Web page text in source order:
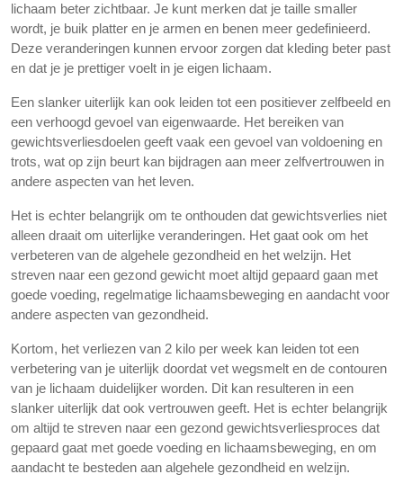
lichaam beter zichtbaar. Je kunt merken dat je taille smaller
wordt, je buik platter en je armen en benen meer gedefinieerd.
Deze veranderingen kunnen ervoor zorgen dat kleding beter past
en dat je je prettiger voelt in je eigen lichaam.
Een slanker uiterlijk kan ook leiden tot een positiever zelfbeeld en
een verhoogd gevoel van eigenwaarde. Het bereiken van
gewichtsverliesdoelen geeft vaak een gevoel van voldoening en
trots, wat op zijn beurt kan bijdragen aan meer zelfvertrouwen in
andere aspecten van het leven.
Het is echter belangrijk om te onthouden dat gewichtsverlies niet
alleen draait om uiterlijke veranderingen. Het gaat ook om het
verbeteren van de algehele gezondheid en het welzijn. Het
streven naar een gezond gewicht moet altijd gepaard gaan met
goede voeding, regelmatige lichaamsbeweging en aandacht voor
andere aspecten van gezondheid.
Kortom, het verliezen van 2 kilo per week kan leiden tot een
verbetering van je uiterlijk doordat vet wegsmelt en de contouren
van je lichaam duidelijker worden. Dit kan resulteren in een
slanker uiterlijk dat ook vertrouwen geeft. Het is echter belangrijk
om altijd te streven naar een gezond gewichtsverliesproces dat
gepaard gaat met goede voeding en lichaamsbeweging, en om
aandacht te besteden aan algehele gezondheid en welzijn.